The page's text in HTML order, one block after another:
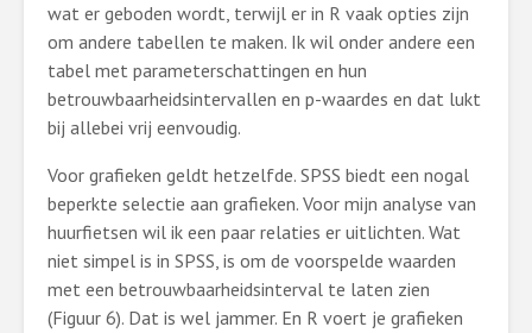
wat er geboden wordt, terwijl er in R vaak opties zijn
om andere tabellen te maken. Ik wil onder andere een
tabel met parameterschattingen en hun
betrouwbaarheidsintervallen en p-waardes en dat lukt
bij allebei vrij eenvoudig.
Voor grafieken geldt hetzelfde. SPSS biedt een nogal
beperkte selectie aan grafieken. Voor mijn analyse van
huurfietsen wil ik een paar relaties er uitlichten. Wat
niet simpel is in SPSS, is om de voorspelde waarden
met een betrouwbaarheidsinterval te laten zien
(Figuur 6). Dat is wel jammer. En R voert je grafieken